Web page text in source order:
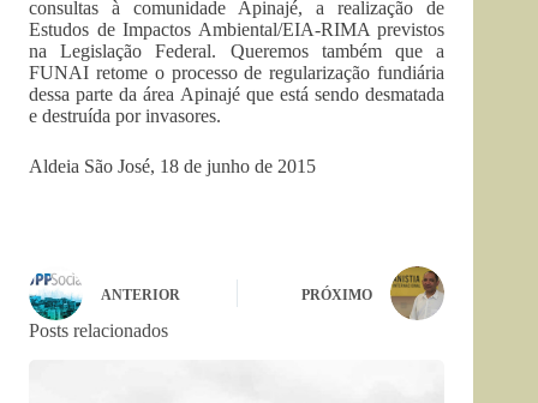
consultas à comunidade Apinajé, a realização de
Estudos de Impactos Ambiental/EIA-RIMA previstos
na Legislação Federal. Queremos também que a
FUNAI retome o processo de regularização fundiária
dessa parte da área Apinajé que está sendo desmatada
e destruída por invasores.
Aldeia São José, 18 de junho de 2015
ANTERIOR PRÓXIMO
Posts relacionados